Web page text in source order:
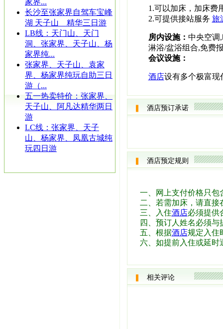
家界...
长沙至张家界自驾车宝峰
湖 天子山 精华三日游
LB线：天门山、天门
洞、张家界、天子山、杨
家界纯...
张家界、天子山、袁家
界、杨家界纯玩自助三日
游（...
五一热卖特价：张家界、
天子山、阿凡达精华两日
游
LC线：张家界、天子
山、杨家界、凤凰古城纯
玩四日游
1.可以加床，加床费
2.可提供接站服务 旅
房内设施： 中央空调
淋浴/盆浴组合,免费
会议设施：
酒店设有多个极富现
酒店预订承诺
酒店预定规则
一、网上支付价格只包
二、若需加床，请直接
三、入住酒店必须提供
四、预订人姓名必须
五、根据酒店规定入住
六、如提前入住或延时
相关评论